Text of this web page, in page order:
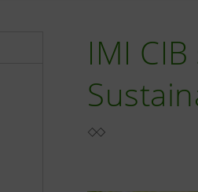
IMI